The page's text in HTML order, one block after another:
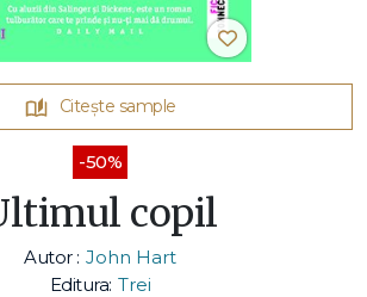
Citește sample
-50%
copil
Autor : John Hart
Editura: Trei